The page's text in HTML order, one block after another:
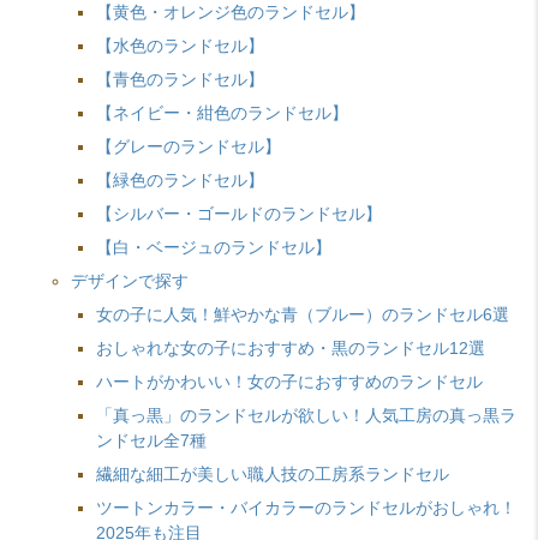
【黄色・オレンジ色のランドセル】
【水色のランドセル】
【青色のランドセル】
【ネイビー・紺色のランドセル】
【グレーのランドセル】
【緑色のランドセル】
【シルバー・ゴールドのランドセル】
【白・ベージュのランドセル】
デザインで探す
女の子に人気！鮮やかな青（ブルー）のランドセル6選
おしゃれな女の子におすすめ・黒のランドセル12選
ハートがかわいい！女の子におすすめのランドセル
「真っ黒」のランドセルが欲しい！人気工房の真っ黒ラ
ンドセル全7種
繊細な細工が美しい職人技の工房系ランドセル
ツートンカラー・バイカラーのランドセルがおしゃれ！
2025年も注目